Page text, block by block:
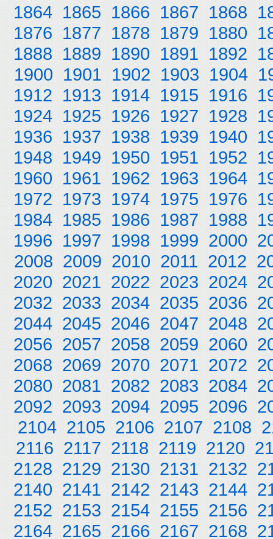
1864 1865 1866 1867 1868
1876 1877 1878 1879 1880
1888 1889 1890 1891 1892
1900 1901 1902 1903 1904
1912 1913 1914 1915 1916
1924 1925 1926 1927 1928
1936 1937 1938 1939 1940
1948 1949 1950 1951 1952
1960 1961 1962 1963 1964
1972 1973 1974 1975 1976
1984 1985 1986 1987 1988
1996 1997 1998 1999 2000
2008 2009 2010 2011 2012
2020 2021 2022 2023 2024
2032 2033 2034 2035 2036
2044 2045 2046 2047 2048
2056 2057 2058 2059 2060
2068 2069 2070 2071 2072
2080 2081 2082 2083 2084
2092 2093 2094 2095 2096
2104 2105 2106 2107 2108
2116 2117 2118 2119 2120
2128 2129 2130 2131 2132
2140 2141 2142 2143 2144
2152 2153 2154 2155 2156
2164 2165 2166 2167 2168